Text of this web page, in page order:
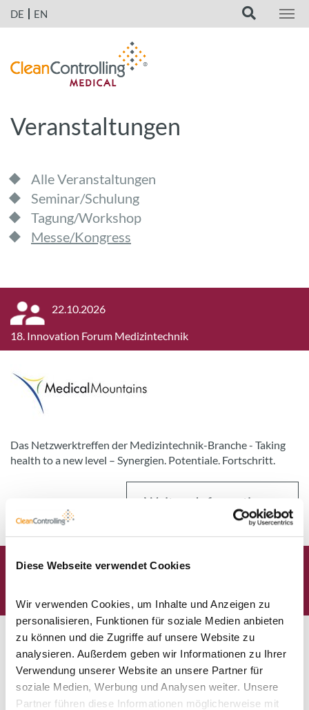
Diese Webseite verwendet Cookies
Wir verwenden Cookies, um Inhalte und Anzeigen zu
personalisieren, Funktionen für soziale Medien anbieten
zu können und die Zugriffe auf unsere Website zu
analysieren. Außerdem geben wir Informationen zu Ihrer
Verwendung unserer Website an unsere Partner für
soziale Medien, Werbung und Analysen weiter. Unsere
Partner führen diese Informationen möglicherweise mit
DE EN
Veranstaltungen
Alle Veranstaltungen
Seminar/Schulung
Tagung/Workshop
Messe/Kongress
22.10.2026
18. Innovation Forum Medizintechnik
Das Netzwerktreffen der Medizintechnik-Branche - Taking
health to a new level – Synergien. Potentiale. Fortschritt.
Weitere Informationen
16.11.2026
MEDICA 2026